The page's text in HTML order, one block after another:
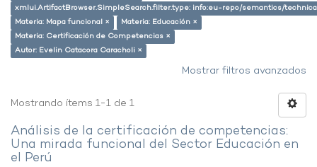
xmlui.ArtifactBrowser.SimpleSearch.filter.type: info:eu-repo/semantics/
Materia: Mapa funcional ×
Materia: Educación ×
Materia: Certificación de Competencias ×
Autor: Evelin Catacora Caracholi ×
Mostrar filtros avanzados
Mostrando ítems 1-1 de 1
Análisis de la certificación de competencias:
Una mirada funcional del Sector Educación en
el Perú